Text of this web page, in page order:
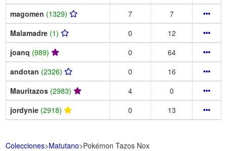
magomen (1329) 7
7
Malamadre (1) 0
12
joanq (989) 0
64
andotan (2326) 0
16
Mauritazos (2983) 4
0
jordynie (2918) 0 13
Colecciones>Matutano>Pokémon Tazos Nox